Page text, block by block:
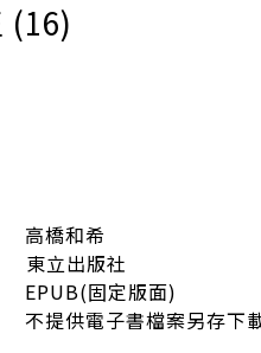
(16)
高橋和希
東立出版社
EPUB(固定版面)
不提供電子書檔案另存下